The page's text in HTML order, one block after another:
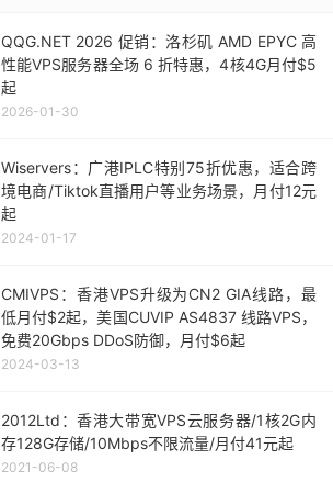
QQG.NET 2026 促销：洛杉矶 AMD EPYC 高
性能VPS服务器全场 6 折特惠，4核4G月付$5
起
2026-01-30
Wiservers：广港IPLC特别75折优惠，适合跨
境电商/Tiktok直播用户等业务场景，月付12元
起
2024-01-17
CMIVPS：香港VPS升级为CN2 GIA线路，最
低月付$2起，美国CUVIP AS4837 线路VPS，
免费20Gbps DDoS防御，月付$6起
2024-03-13
2012Ltd：香港大带宽VPS云服务器/1核2G内
存128G存储/10Mbps不限流量/月付41元起
2021-06-08